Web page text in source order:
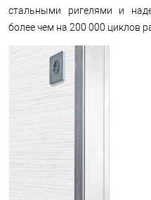
стальными ригелями и
более чем на 200 000 циклов